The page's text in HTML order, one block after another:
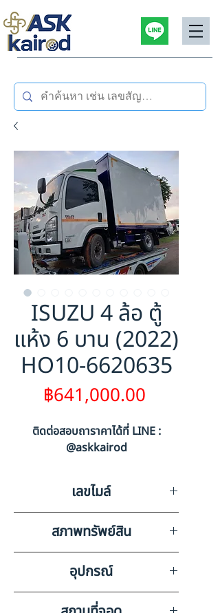
ISUZU 4 ล้อ ตู้
แห้ง 6 บาน (2022)
HO10-6620635
฿641,000.00
ติดต่อสอบถาราคาได้ที่ LINE :
@askkairod
เลขไมล์
0
สภาพทรัพย์สิน
เลขไมล์ไม่สามารถตรวจสอบได้
เนื่องจากไม่มีกุญแจรถ + มีรอยขีด
ข่วนรอบคัน
อุปกรณ์
วิทยุ ลำโพง แบตเตอรี่ แอร์